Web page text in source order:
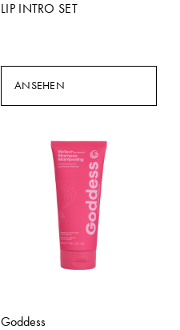
LIP INTRO SET
ANSEHEN
Goddess